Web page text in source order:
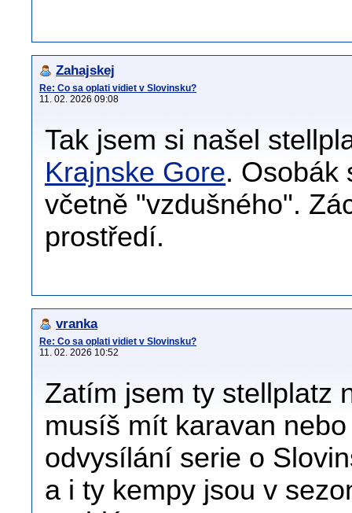
Zahajskej
Re: Co sa oplati vidiet v Slovinsku?
11. 02. 2026 09:08
Tak jsem si našel
Krajnske Gore. Osobák
včetně "vzdušného".
prostředí.
vranka
Re: Co sa oplati vidiet v Slovinsku?
11. 02. 2026 10:52
Zatím jsem ty stellplatz
musíš mít karavan
odvysílání serie o
a i ty kempy jsou v